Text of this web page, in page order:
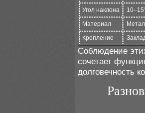
Угол наклона
Материал
Крепление
Соблюдение
сочетает
долговечность